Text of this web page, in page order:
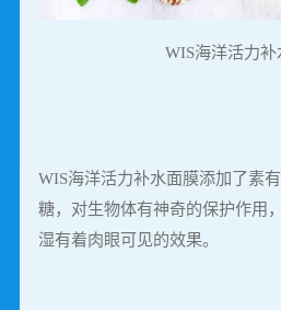
WIS海洋活力补
WIS海洋活力补水面膜添加了素
糖，对生物体有神奇的保护作用
湿有着肉眼可见的效果。